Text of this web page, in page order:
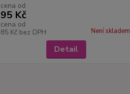
cena od
95 Kč
cena od
85 Kč bez DPH Není skladem
Detail